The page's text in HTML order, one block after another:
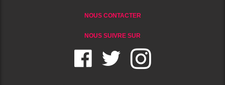
NOUS CONTACTER
NOUS SUIVRE SUR